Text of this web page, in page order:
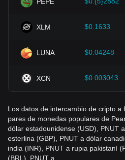
factores, los inversores también
ajustar sus estrategias de
XLM $0.1633
LUNA $0.04248
XCN $0.003043
Los datos de intercambio de cripto a
pares de monedas populares de
dólar estadounidense (USD), PNUT
esterlina (GBP), PNUT a dólar
india (INR), PNUT a rupia pakistaní
(BRL), PNUT a…